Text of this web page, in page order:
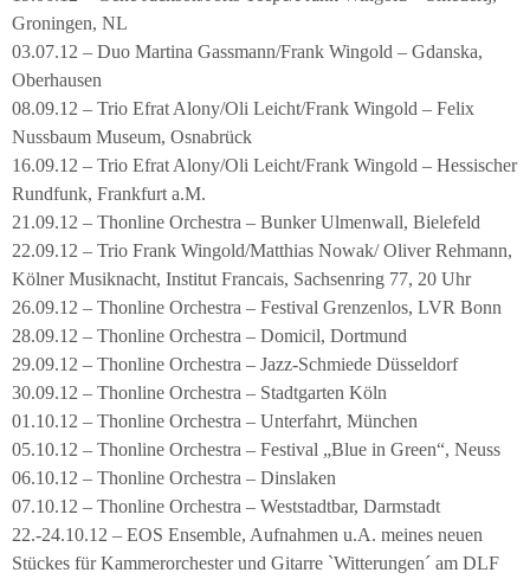
Groningen, NL
03.07.12 – Duo Martina Gassmann/Frank Wingold – Gdanska,
Oberhausen
08.09.12 – Trio Efrat Alony/Oli Leicht/Frank Wingold – Felix
Nussbaum Museum, Osnabrück
16.09.12 – Trio Efrat Alony/Oli Leicht/Frank Wingold – Hessischer
Rundfunk, Frankfurt a.M.
21.09.12 – Thonline Orchestra – Bunker Ulmenwall, Bielefeld
22.09.12 – Trio Frank Wingold/Matthias Nowak/ Oliver Rehmann,
Kölner Musiknacht, Institut Francais, Sachsenring 77, 20 Uhr
26.09.12 – Thonline Orchestra – Festival Grenzenlos, LVR Bonn
28.09.12 – Thonline Orchestra – Domicil, Dortmund
29.09.12 – Thonline Orchestra – Jazz-Schmiede Düsseldorf
30.09.12 – Thonline Orchestra – Stadtgarten Köln
01.10.12 – Thonline Orchestra – Unterfahrt, München
05.10.12 – Thonline Orchestra – Festival „Blue in Green“, Neuss
06.10.12 – Thonline Orchestra – Dinslaken
07.10.12 – Thonline Orchestra – Weststadtbar, Darmstadt
22.-24.10.12 – EOS Ensemble, Aufnahmen u.A. meines neuen
Stückes für Kammerorchester und Gitarre `Witterungen´ am DLF